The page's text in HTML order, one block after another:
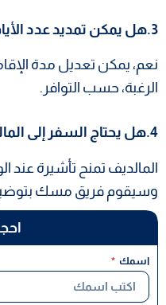
اسمك
3.هل يمكن تمديد عدد الأيام؟
نعم، يمكن تعديل مدة
الرغبة، حسب التوافر.
4.هل يحتاج السفر إلى المالديف فيزا مسبقة؟
المالديف تمنح تأشيرة عند
وسيقوم فريق مسك